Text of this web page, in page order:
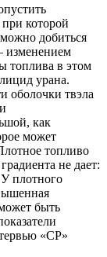
которой
добиться
изменением
топлива в этом
урана.
оболочки твэла
как
может
топливо
не дает:
У плотного
быть
«СР»